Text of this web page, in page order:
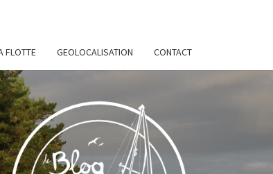
FLOTTE GEOLOCALISATION CONTACT